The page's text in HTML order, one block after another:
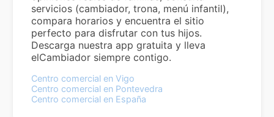
servicios (cambiador, trona, menú infantil),
compara horarios y encuentra el sitio
perfecto para disfrutar con tus hijos.
Descarga nuestra app gratuita y lleva
elCambiador siempre contigo.
Centro comercial en Vigo
Centro comercial en Pontevedra
Centro comercial en España